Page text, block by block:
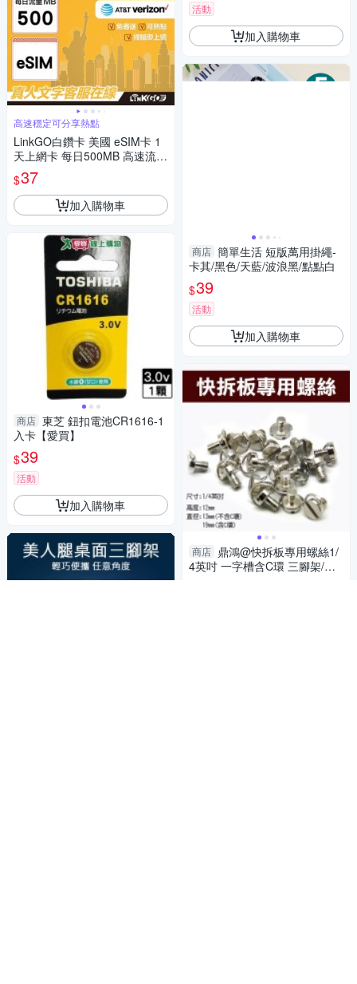
高速穩定可分享熱點
LinkGO白鑽卡 美國 eSIM卡 1
天上網卡 每日500MB 高速流量
(美國網卡 舊金山 洛杉磯 紐約
西雅圖)
$37
加入購物車
商店 東芝 鈕扣電池CR1616-1
入卡【愛買】
$39
活動
加入購物車
活動
加入購物車
商店 簡單生活 短版萬用掛繩-
卡其/黑色/天藍/波浪黑/點點白
$39
活動
加入購物車
商店 鼎鴻@快拆板專用螺絲1/
4英吋 一字槽含C環 三腳架/雲